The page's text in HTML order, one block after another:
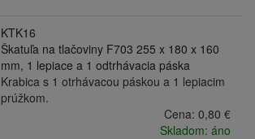
KTK16
Škatuľa na tlačoviny F703 255 x 180 x 160
mm, 1 lepiace a 1 odtrhávacia páska
Krabica s 1 otrhávacou páskou a 1 lepiacim
prúžkom.
Cena: 0,80 €
Skladom: áno